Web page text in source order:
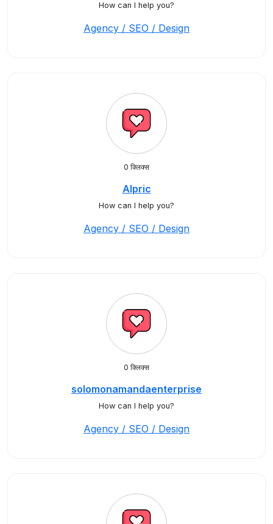
How can I help you?
Agency / SEO / Design
0 क्लिक्स
Alpric
How can I help you?
Agency / SEO / Design
0 क्लिक्स
solomonamandaenterprise
How can I help you?
Agency / SEO / Design